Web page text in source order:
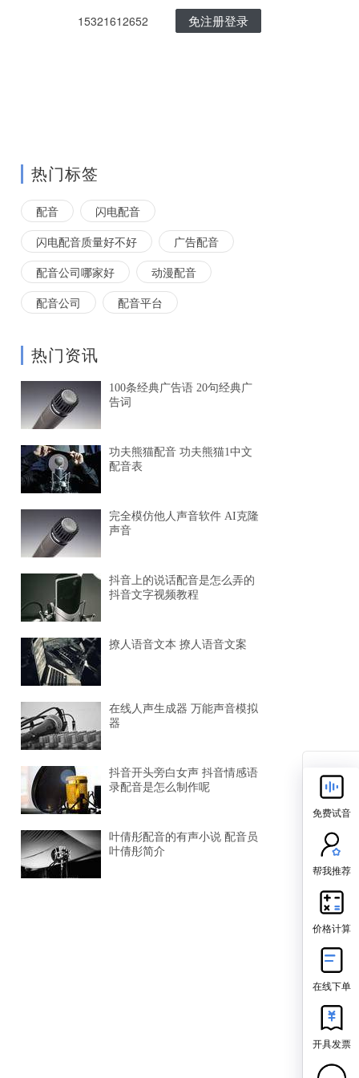
15321612652 免注册登录
热门标签
配音
闪电配音
闪电配音质量好不好
广告配音
配音公司哪家好
动漫配音
配音公司
配音平台
热门资讯
100条经典广告语 20句经典广
告词
功夫熊猫配音 功夫熊猫1中文
配音表
完全模仿他人声音软件 AI克隆
声音
抖音上的说话配音是怎么弄的
抖音文字视频教程
撩人语音文本 撩人语音文案
在线人声生成器 万能声音模拟
器
抖音开头旁白女声 抖音情感语
录配音是怎么制作呢
叶倩彤配音的有声小说 配音员
叶倩彤简介
免费试音
帮我推荐
价格计算
在线下单
开具发票